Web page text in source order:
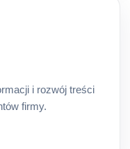
i rozwój treści
firmy.